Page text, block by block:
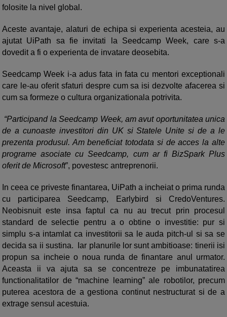
folosite la nivel global.
Aceste avantaje, alaturi de echipa si experienta acesteia, au
ajutat UiPath sa fie invitati la Seedcamp Week, care s-a
dovedit a fi o experienta de invatare deosebita.
Seedcamp Week i-a adus fata in fata cu mentori exceptionali
care le-au oferit sfaturi despre cum sa isi dezvolte afacerea si
cum sa formeze o cultura organizationala potrivita.
“Participand la Seedcamp Week, am avut oportunitatea unica
de a cunoaste investitori din UK si Statele Unite si de a le
prezenta produsul. Am beneficiat totodata si de acces la alte
programe asociate cu Seedcamp, cum ar fi BizSpark Plus
oferit de Microsoft”, povestesc antreprenorii.
In ceea ce priveste finantarea, UiPath a incheiat o prima runda
cu participarea Seedcamp, Earlybird si CredoVentures.
Neobisnuit este insa faptul ca nu au trecut prin procesul
standard de selectie pentru a o obtine o investitie: pur si
simplu s-a intamlat ca investitorii sa le auda pitch-ul si sa se
decida sa ii sustina. Iar planurile lor sunt ambitioase: tinerii isi
propun sa incheie o noua runda de finantare anul urmator.
Aceasta ii va ajuta sa se concentreze pe imbunatatirea
functionalitatilor de “machine learning” ale robotilor, precum
puterea acestora de a gestiona continut nestructurat si de a
extrage sensul acestuia.